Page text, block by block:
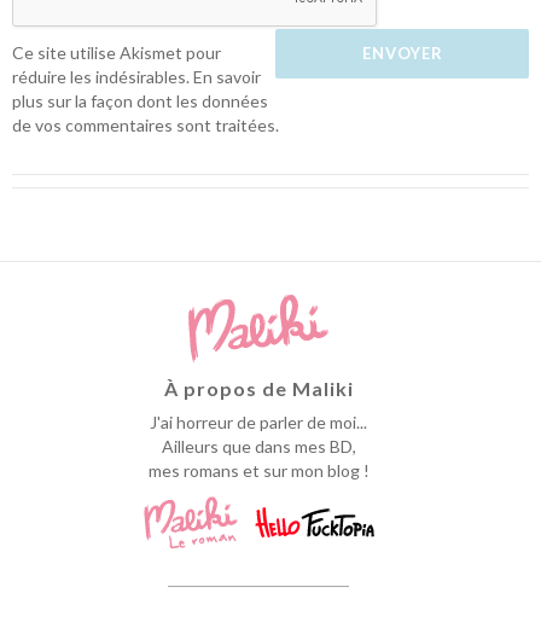
Ce site utilise Akismet pour
réduire les indésirables.En savoir
plus sur la façon dont les données
de vos commentaires sont traitées.
À propos de Maliki
J'ai horreur de parler de moi...
Ailleurs que dans mes BD,
mes romans et sur mon blog !